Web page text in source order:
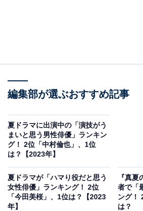
2位には、火曜ドラマ『18／40～ふ
～』（TBS系）で、福原遥さんと共
田恭子さんがランクイン。
完全オリジナルドラマとなる同作
歳のアートスペシャリストが紡ぐ、
編集部が選ぶおすすめ記事
夏ドラマに出演中の「演技がう
まいと思う男性俳優」ランキン
グ！ 2位「中村倫也」、1位
は？【2023年】
夏ドラマが「ハマり役だと思う
女性俳優」ランキング！ 2位
「今田美桜」、1位は？【2023
年】
『真
者で「
ング！ 2位「森七菜」、1位
は？